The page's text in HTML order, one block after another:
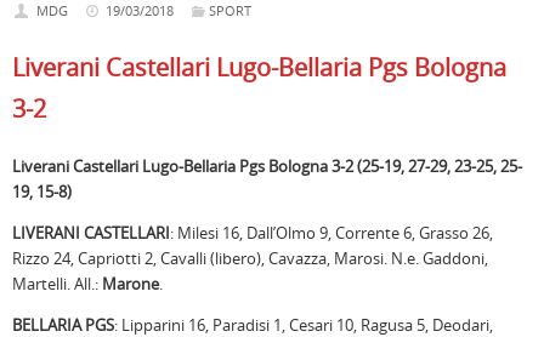
MDG 19/03/2018 SPORT
Liverani Castellari Lugo-Bellaria Pgs Bologna
3-2
Liverani Castellari Lugo-Bellaria Pgs Bologna 3-2 (25-19, 27-29, 23-25, 25-
19, 15-8)
LIVERANI CASTELLARI: Milesi 16, Dall’Olmo 9, Corrente 6, Grasso 26,
Rizzo 24, Capriotti 2, Cavalli (libero), Cavazza, Marosi. N.e. Gaddoni,
Martelli. All.: Marone.
BELLARIA PGS: Lipparini 16, Paradisi 1, Cesari 10, Ragusa 5, Deodari,